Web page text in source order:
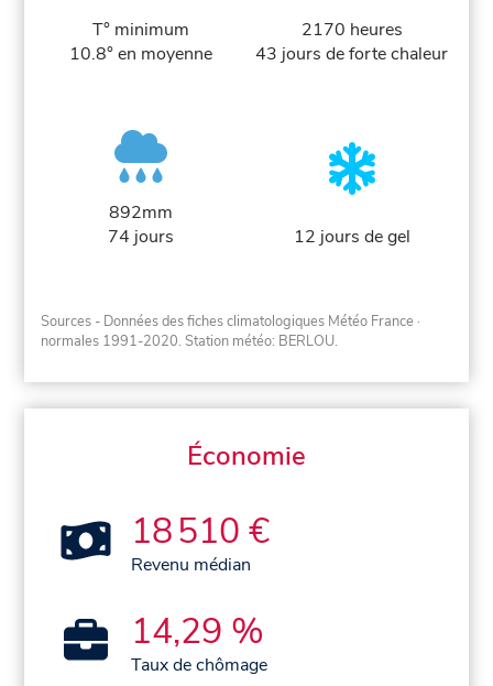
T° minimum
10.8° en moyenne
2170 heures
43 jours de forte chaleur
892mm
74 jours
12 jours de gel
Sources - Données des fiches climatologiques Météo France ·
normales 1991-2020. Station météo: BERLOU.
Économie
18 510 €
Revenu médian
14,29 %
Taux de chômage